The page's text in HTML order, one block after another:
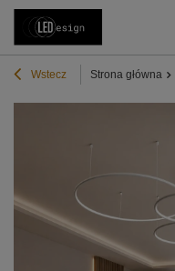
Wstecz Strona główna